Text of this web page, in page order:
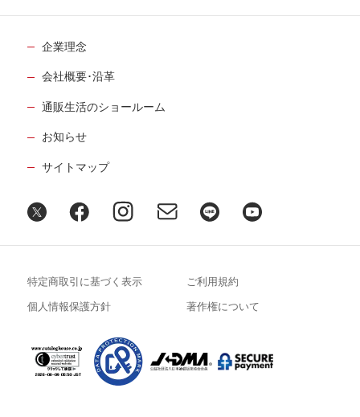
企業理念
会社概要･沿革
通販生活のショールーム
お知らせ
サイトマップ
特定商取引に基づく表示 ご利用規約
個人情報保護方針 著作権について